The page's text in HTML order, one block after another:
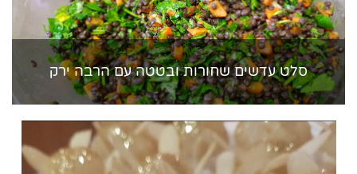
סלט עדשים שחורות ובטטה עם הרבה ירק